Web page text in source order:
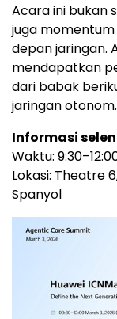
Acara ini bukan
juga
depan jaringan.
mendapatkan
dari babak
jaringan otonom.
Informasi
Waktu:
Lokasi: Theatre
Spanyol